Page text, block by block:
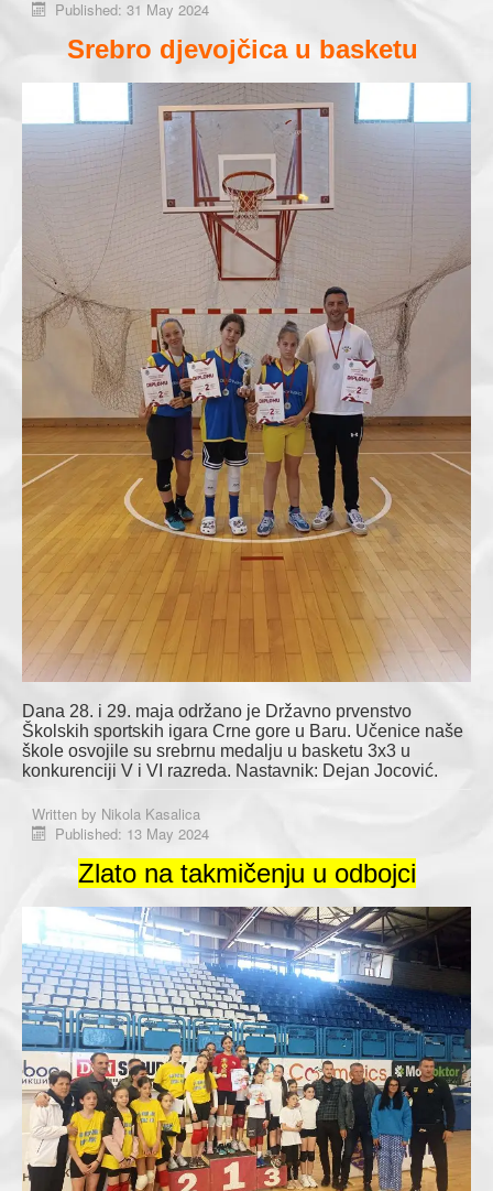
Published: 31 May 2024
Srebro djevojčica u basketu
Dana 28. i 29. maja održano je Državno prvenstvo
Školskih sportskih igara Crne gore u Baru. Učenice naše
škole osvojile su srebrnu medalju u basketu 3x3 u
konkurenciji V i VI razreda. Nastavnik: Dejan Jocović.
Written by Nikola Kasalica
Published: 13 May 2024
Zlato na takmičenju u odbojci